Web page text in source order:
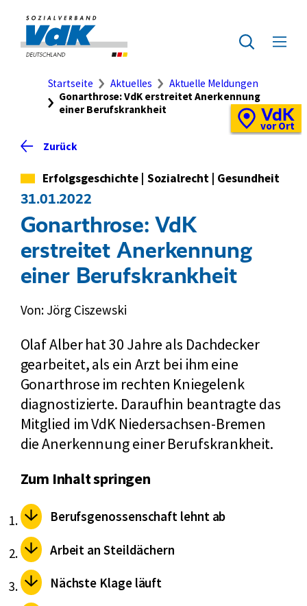
Seiteninhalt
springen
Zur
Startseite
des
Zur
Suche
Menü
Schnellzugriff
Ort-
Standortkarte
VdK
vor Ort
Brotkrumennavigation
Startseite Aktuelles
Aktuelle Meldungen
Gonarthrose: VdK erstreitet Anerkennung
einer Berufskrankheit
Zurück
Kategorie
Erfolgsgeschichte Sozialrecht Gesundheit
31.01.2022
Gonarthrose: VdK
erstreitet Anerkennung
einer Berufskrankheit
Von: Jörg Ciszewski
Olaf Alber hat 30 Jahre als Dachdecker
gearbeitet, als ein Arzt bei ihm eine
Gonarthrose im rechten Kniegelenk
diagnostizierte. Daraufhin beantragte das
Mitglied im VdK Niedersachsen-Bremen
die Anerkennung einer Berufskrankheit.
Zum Inhalt springen
Berufsgenossenschaft lehnt ab
Arbeit an Steildächern
Nächste Klage läuft